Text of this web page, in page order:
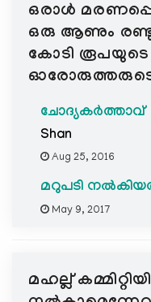
ഒരാള്‍
ഒരു ആണും രണ്ടു
കോടി രൂപയുടെ
ചോദ്യകർത്താവ്
Shan
Aug 25, 2016
മറുപടി
May 9, 2017
മഹല്ല്